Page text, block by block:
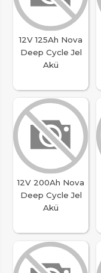
12V 125Ah Nova
Deep Cycle Jel
Akü
12V 200Ah Nova
Deep Cycle Jel
Akü